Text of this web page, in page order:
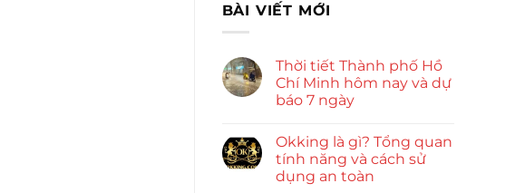
BÀI VIẾT MỚI
Thời tiết Thành phố Hồ
Chí Minh hôm nay và dự
báo 7 ngày
Okking là gì? Tổng quan
tính năng và cách sử
dụng an toàn